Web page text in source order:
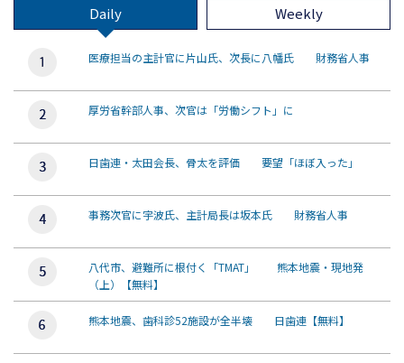
Daily Weekly
医療担当の主計官に片山氏、次長に八幡氏 財務省人事
厚労省幹部人事、次官は「労働シフト」に
日歯連・太田会長、骨太を評価 要望「ほぼ入った」
事務次官に宇波氏、主計局長は坂本氏 財務省人事
八代市、避難所に根付く「TMAT」 熊本地震・現地発
（上）【無料】
熊本地震、歯科診52施設が全半壊 日歯連【無料】